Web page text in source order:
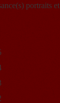
portraits